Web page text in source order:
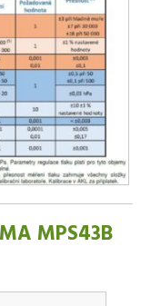
MPS43B